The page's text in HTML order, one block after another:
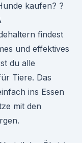
kaufen? ?
findest
und effektives
du alle
Tiere. Das
ins Essen
mit den